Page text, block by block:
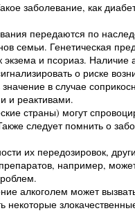
заболевание, как
передаются по
семьи. Генетическая
экзема и псориаз.
о риске
в случае
и реактивами.
страны) могут
следует помнить о
их передозировок,
например,
алкоголем может
некоторые